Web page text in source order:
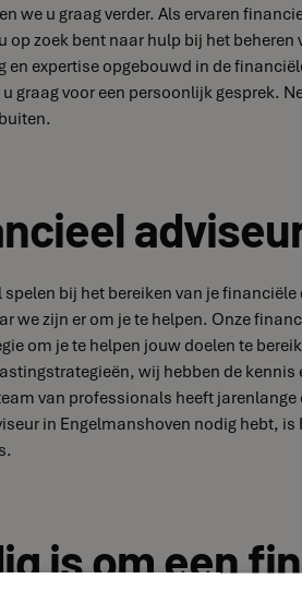
we u graag verder. Als ervaren
op zoek bent naar hulp bij het
en expertise opgebouwd in de
graag voor een persoonlijk gesprek.
bij het bereiken van je
we zijn er om je te helpen. Onze
om je te helpen jouw doelen te
wij hebben de
van professionals heeft
in Engelmanshoven nodig hebt,
is om een